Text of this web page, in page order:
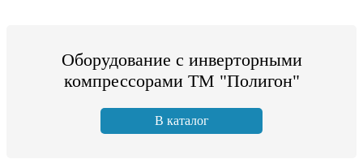
Оборудование с инверторными
компрессорами ТМ "Полигон"
В каталог